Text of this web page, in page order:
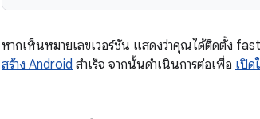
หากเห็นหมายเลขเวอร์ชัน แสดงว่าคุณได้ติดตั้ง
สร้าง Android สำเร็จ จากนั้นดำเนินการต่อเพื่อ เปิด